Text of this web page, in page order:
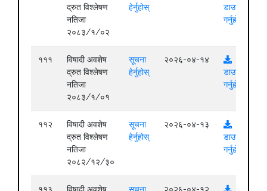
द्रुत विश्लेषण
नतिजा
२०८३/१/०२
हेर्नुहोस्
डाउनलोड
गर्नुहोस्
१११
विषादी अवशेष
द्रुत विश्लेषण
नतिजा
२०८३/१/०१
सूचना
हेर्नुहोस्
२०२६-०४-१४
डाउनलोड
गर्नुहोस्
११२
विषादी अवशेष
द्रुत विश्लेषण
नतिजा
२०८२/१२/३०
सूचना
हेर्नुहोस्
२०२६-०४-१३
डाउनलोड
गर्नुहोस्